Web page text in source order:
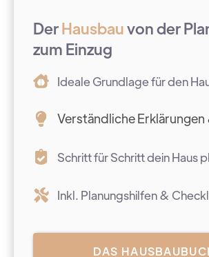
DerHausbauvon der
zum Einzug
Ideale Grundlage für den
Verständliche
Schritt für Schritt dein Haus
Inkl. Planungshilfen &
DAS